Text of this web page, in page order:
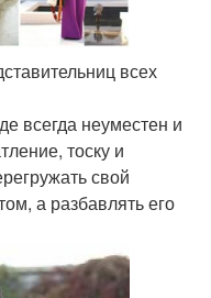
всех
всегда неуместен и
тоску и
свой
а разбавлять его